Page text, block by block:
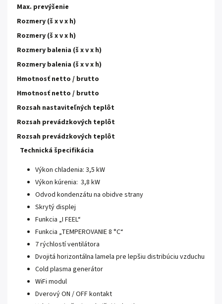
Max. prevýšenie
Rozmery (š x v x h)
Rozmery (š x v x h)
Rozmery balenia (š x v x h)
Rozmery balenia (š x v x h)
Hmotnosť netto / brutto
Hmotnosť netto / brutto
Rozsah nastaviteľných teplôt
Rozsah prevádzkových teplôt
Rozsah prevádzkových teplôt
Technická špecifikácia
Výkon chladenia: 3,5 kW
Výkon kúrenia: 3,8 kW
Odvod kondenzátu na obidve strany
Skrytý displej
Funkcia „I FEEL“
Funkcia „TEMPEROVANIE 8 °C“
7 rýchlostí ventilátora
Dvojitá horizontálna lamela pre lepšiu distribúciu vzduchu
Cold plasma generátor
WiFi modul
Dverový ON / OFF kontakt